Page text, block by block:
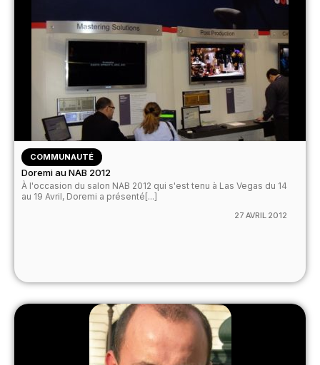
COMMUNAUTÉ
Doremi au NAB 2012
À l'occasion du salon NAB 2012 qui s'est tenu à Las Vegas du 14
au 19 Avril, Doremi a présenté[...]
27 AVRIL 2012